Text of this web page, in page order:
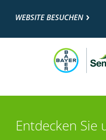
WEBSITE BESUCHEN
Entdecken Sie